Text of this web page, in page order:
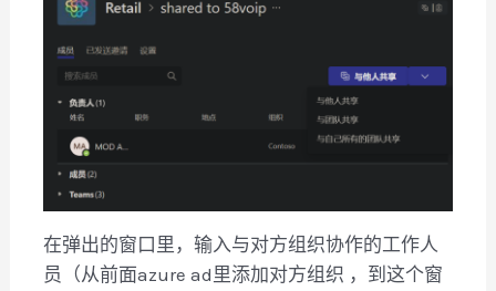
在弹出的窗口里，输入与对方组织协作的工作人
员（从前面azure ad里添加对方组织 ，到这个窗